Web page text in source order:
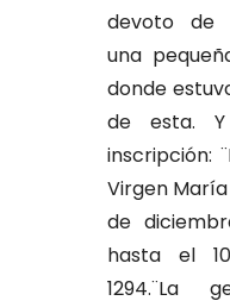
devoto de
una
donde
de esta.
inscripción:
Virgen
de
hasta el
1294.¨La